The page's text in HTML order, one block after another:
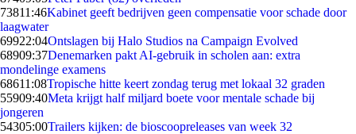
73811:46Kabinet geeft bedrijven geen compensatie voor schade door
laagwater
69922:04Ontslagen bij Halo Studios na Campaign Evolved
68909:37Denemarken pakt AI-gebruik in scholen aan: extra
mondelinge examens
68611:08Tropische hitte keert zondag terug met lokaal 32 graden
55909:40Meta krijgt half miljard boete voor mentale schade bij
jongeren
54305:00Trailers kijken: de bioscoopreleases van week 32